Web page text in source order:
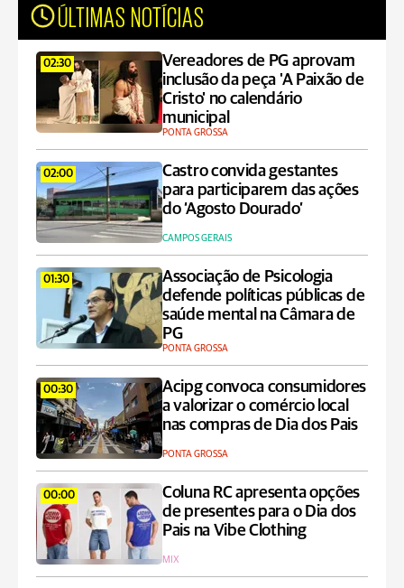
ÚLTIMAS NOTÍCIAS
02:30
Vereadores de PG aprovam
inclusão da peça 'A Paixão de
Cristo' no calendário
municipal
PONTA GROSSA
02:00
Castro convida gestantes
para participarem das ações
do ‘Agosto Dourado’
CAMPOS GERAIS
01:30
Associação de Psicologia
defende políticas públicas de
saúde mental na Câmara de
PG
PONTA GROSSA
00:30
Acipg convoca consumidores
a valorizar o comércio local
nas compras de Dia dos Pais
PONTA GROSSA
00:00
Coluna RC apresenta opções
de presentes para o Dia dos
Pais na Vibe Clothing
MIX